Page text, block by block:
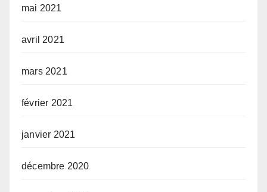
mai 2021
avril 2021
mars 2021
février 2021
janvier 2021
décembre 2020